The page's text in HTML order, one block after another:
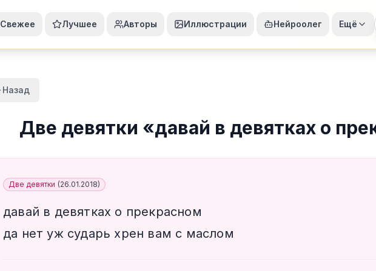
Свежее Лучшее Авторы Иллюстрации Нейроолег Ещё
Назад
Две девятки «давай в девятках о
Две девятки (26.01.2018)
давай в девятках о прекрасном
да нет уж сударь хрен вам с маслом